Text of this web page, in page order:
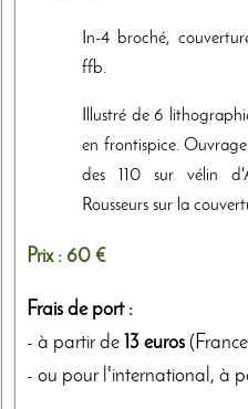
In-4 broché,
ffb.
Illustré de 6
en frontispice.
des 110 sur vélin
Rousseurs sur la
Prix : 60 €
Frais de port :
- à partir de 13 euros
- ou pour l'international, à